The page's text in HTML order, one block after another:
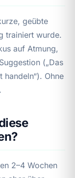
geübte
trainiert wurde.
auf Atmung,
(„Das
Ohne
2–4 Wochen